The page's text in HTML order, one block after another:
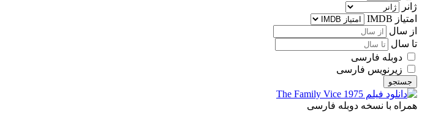
ژانر
امتیاز IMDB
از سال
تا سال
دوبله فارسی
زیرنویس فارسی
جستجو
همراه با نسخه دوبله فارسی